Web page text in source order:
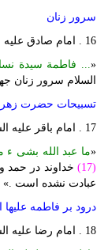
سرور زنان
16 . امام صادق علیه السلام می فرمایند:
«... فاطمة سیدة
السلام سرور زنان
تسبیحات حضرت زهرا
17 . امام باقر علیه السلام می فرمایند:
«ما عبد الله بشی ء
(17)
خداوند در حمد
عبادت نشده است .»
درود بر فاطمه علیها
18 . امام رضا علیه السلام می فرمایند: